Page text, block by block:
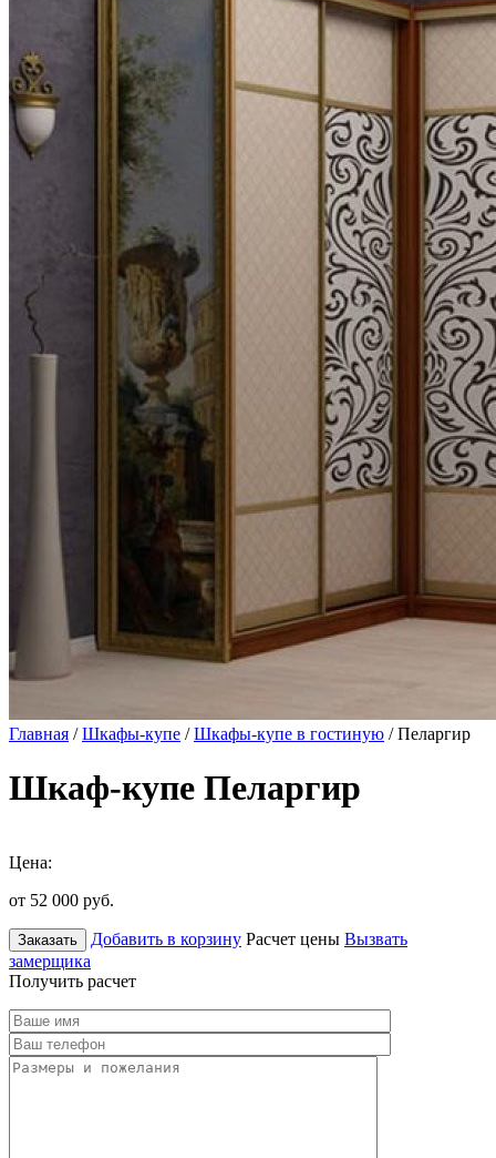
Главная /Шкафы-купе /Шкафы-купе в гостиную / Пеларгир
Шкаф-купе Пеларгир
Цена:
от 52 000 руб.
Заказать Добавить в корзину Расчет цены Вызвать
замерщика
Получить расчет